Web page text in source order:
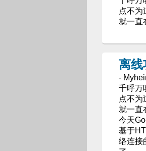
点不为
就一直
离
-
千呼万
点不为
就一直
今天
基于
络连接